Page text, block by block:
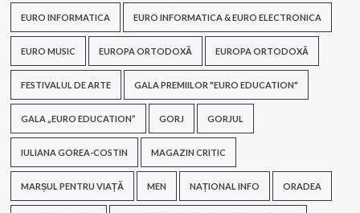
EURO INFORMATICA EURO INFORMATICA & EURO ELECTRONICA
EURO MUSIC EUROPA ORTODOXĂ EUROPA ORTODOXĂ
FESTIVALUL DE ARTE GALA PREMIILOR "EURO EDUCATION"
GALA „EURO EDUCATION” GORJ GORJUL
IULIANA GOREA-COSTIN MAGAZIN CRITIC
MARȘUL PENTRU VIAȚĂ MEN NAȚIONAL INFO ORADEA